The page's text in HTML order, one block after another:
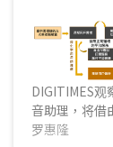
DIGITIMES
音助理，将借
度，同时从持
罗惠隆